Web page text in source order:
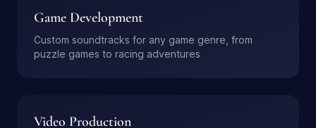
Game Development
Custom soundtracks for any game genre, from
puzzle games to racing adventures
Video Production